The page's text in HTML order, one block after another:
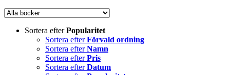
Sortera efterPopularitet
Sortera efterFörvald ordning
Sortera efterNamn
Sortera efterPris
Sortera efterDatum